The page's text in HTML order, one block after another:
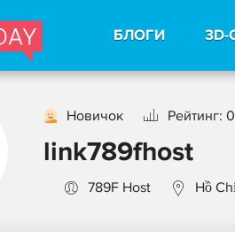
БЛОГИ
Новичок Рейтинг: 0
link789fhost
789F Host Hồ